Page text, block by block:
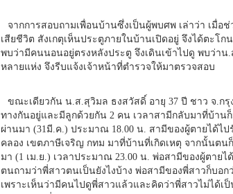
จากการสอบถามเพื่อนบ้านซึ่งเป็นผู้พบศพ เล่าว่า เมื่
เสียชีวิต สังเกตุเห็นประตูภายในบ้านเปิดอยู่ จึงได้ตะโ
พบว่ามีคนนอนอยู่ตรงหลังประตู จึงเดินเข้าไปดู พบว่า
หลายแห่ง จึงรีบแจ้งเจ้าหน้าที่ตำรวจให้มาตรวจสอบ
ขณะเดียวกัน น.ส.สุวิมล ธงสวัสดิ์ อายุ 37 ปี ชาว จ.กรุ
ทางกันอยู่และมีลูกด้วยกัน 2 คน เวลาสามีกลับมาที่บ้าน
ผ่านมา (31มี.ค.) ประมาณ 18.00 น. สามีของผู้ตายได้ไ
คลอง เขตภาษีเจริญ กทม มาที่บ้านที่เกิดเหตุ จากนั้นต
มา (1 เม.ย.) เวลาประมาณ 23.00 น. พ่อสามีของผู้ตา
ตนถามว่าพี่สาวตนเป็นยังไงบ้าง พ่อสามีของพี่สาวก็บอ
เพราะเห็นว่ามีคนไปดูพี่สาวแล้วและคิดว่าพี่สาวไม่ได้เ